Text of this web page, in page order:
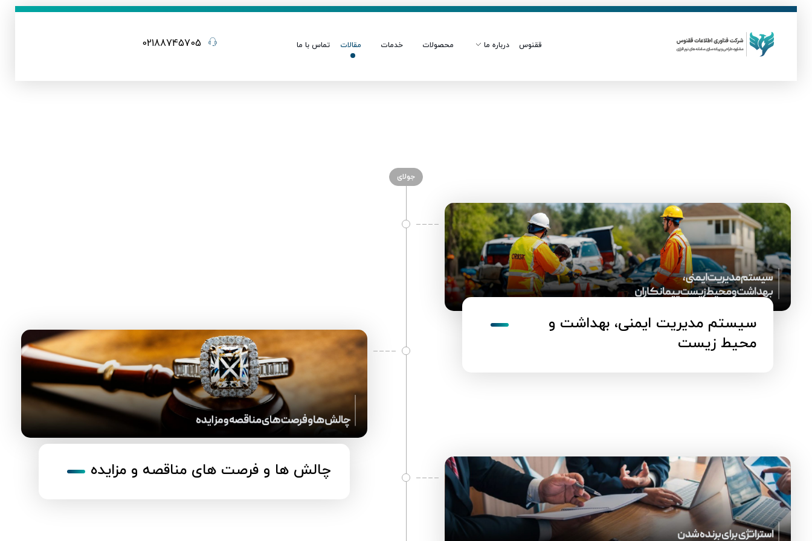
ققنوس درباره ما محصولات خدمات مقالات تماس با ما 02188745705
جولای
سیستم مدیریت ایمنی، بهداشت و
محیط زیست
چالش ها و فرصت های مناقصه و مزایده